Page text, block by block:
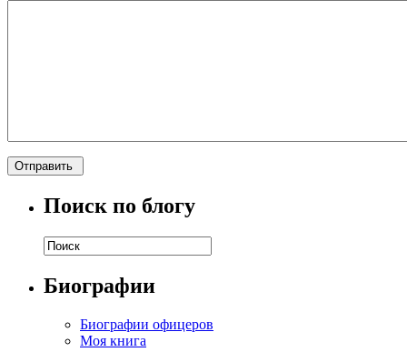
Поиск по блогу
Биографии
Биографии офицеров
Моя книга